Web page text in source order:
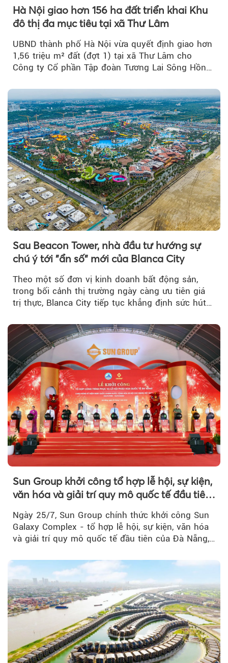
Hà Nội giao hơn 156 ha đất triển khai Khu
đô thị đa mục tiêu tại xã Thư Lâm
UBND thành phố Hà Nội vừa quyết định giao hơn
1,56 triệu m² đất (đợt 1) tại xã Thư Lâm cho
Công ty Cổ phần Tập đoàn Tương Lai Sông Hồng
Sau Beacon Tower, nhà đầu tư hướng sự
chú ý tới "ẩn số" mới của Blanca City
Theo một số đơn vị kinh doanh bất động sản,
trong bối cảnh thị trường ngày càng ưu tiên giá
trị thực, Blanca City tiếp tục khẳng định sức hút
Sun Group khởi công tổ hợp lễ hội, sự kiện,
văn hóa và giải trí quy mô quốc tế đầu tiên
Ngày 25/7, Sun Group chính thức khởi công Sun
Galaxy Complex - tổ hợp lễ hội, sự kiện, văn hóa
và giải trí quy mô quốc tế đầu tiên của Đà Nẵng,…